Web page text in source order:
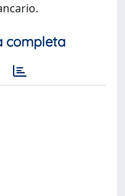
completa